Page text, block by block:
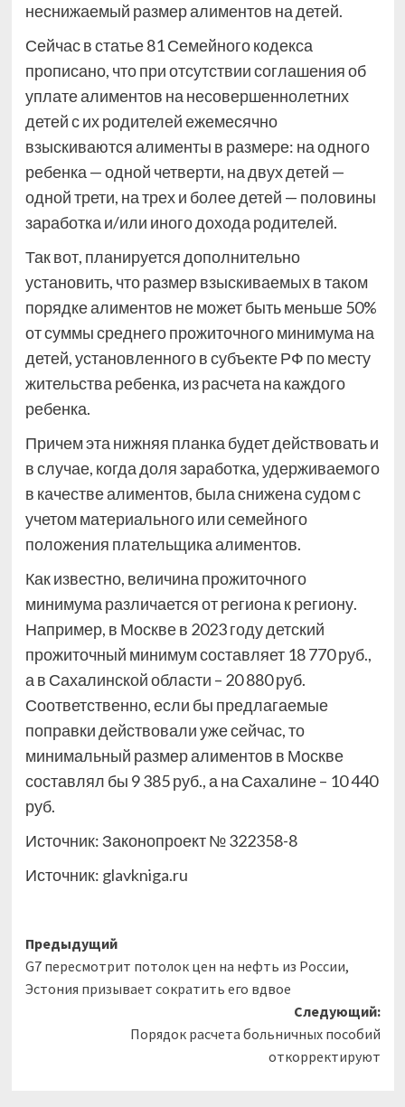
неснижаемый размер алиментов на детей.
Сейчас в статье 81 Семейного кодекса
прописано, что при отсутствии соглашения об
уплате алиментов на несовершеннолетних
детей с их родителей ежемесячно
взыскиваются алименты в размере: на одного
ребенка — одной четверти, на двух детей —
одной трети, на трех и более детей — половины
заработка и/или иного дохода родителей.
Так вот, планируется дополнительно
установить, что размер взыскиваемых в таком
порядке алиментов не может быть меньше 50%
от суммы среднего прожиточного минимума на
детей, установленного в субъекте РФ по месту
жительства ребенка, из расчета на каждого
ребенка.
Причем эта нижняя планка будет действовать и
в случае, когда доля заработка, удерживаемого
в качестве алиментов, была снижена судом с
учетом материального или семейного
положения плательщика алиментов.
Как известно, величина прожиточного
минимума различается от региона к региону.
Например, в Москве в 2023 году детский
прожиточный минимум составляет 18 770 руб.,
а в Сахалинской области – 20 880 руб.
Соответственно, если бы предлагаемые
поправки действовали уже сейчас, то
минимальный размер алиментов в Москве
составлял бы 9 385 руб., а на Сахалине – 10 440
руб.
Источник: Законопроект № 322358-8
Источник: glavkniga.ru
Навигация
записи
Предыдущий
G7 пересмотрит потолок цен на нефть из России,
Эстония призывает сократить его вдвое
Следующий:
Порядок расчета больничных пособий
откорректируют